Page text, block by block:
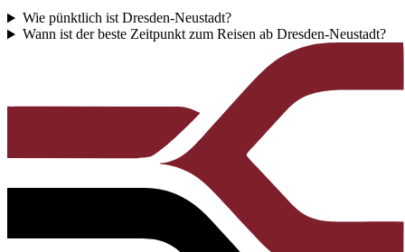
Wie pünktlich ist Dresden-Neustadt?
Wann ist der beste Zeitpunkt zum Reisen ab Dresden-Neustadt?